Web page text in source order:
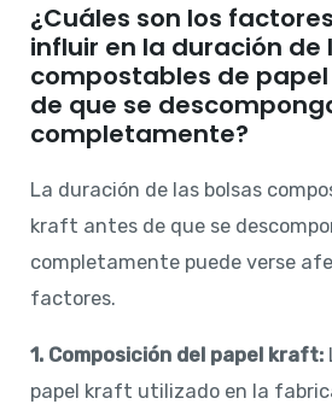
¿Cuáles son los
influir en la duración de
compostables de
de que se
completamente?
La duración de las bolsas
kraft antes de que se
completamente puede verse
factores.
1. Composición del papel kraft:
papel kraft utilizado en la